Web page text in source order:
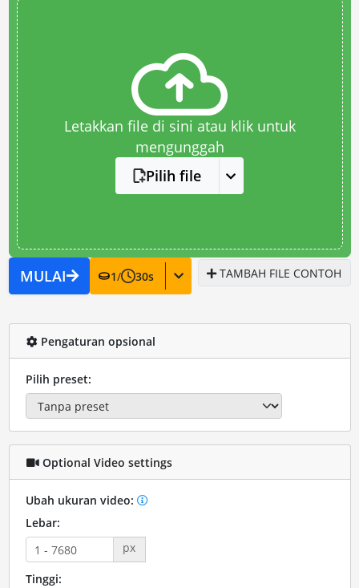
Letakkan file di sini atau klik untuk
mengunggah
Pilih file
MULAI 1/ 30s TAMBAH FILE CONTOH
Pengaturan opsional
Pilih preset:
Optional Video settings
Ubah ukuran video:
Lebar:
px
Tinggi: